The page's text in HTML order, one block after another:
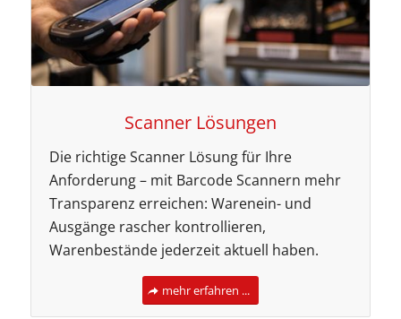
Scanner Lösungen
Die richtige Scanner Lösung für Ihre
Anforderung – mit Barcode Scannern mehr
Transparenz erreichen: Warenein- und
Ausgänge rascher kontrollieren,
Warenbestände jederzeit aktuell haben.
mehr erfahren ...